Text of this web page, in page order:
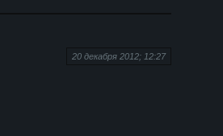
20 декабря 2012; 12:27